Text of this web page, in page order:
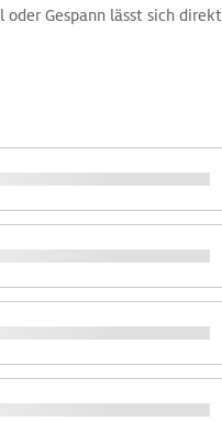
Gespann lässt sich direkt